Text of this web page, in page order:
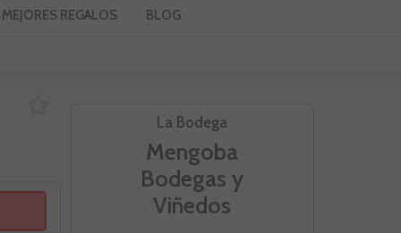
REGALOS BLOG
La Bodega
Mengoba
Bodegas y
Viñedos